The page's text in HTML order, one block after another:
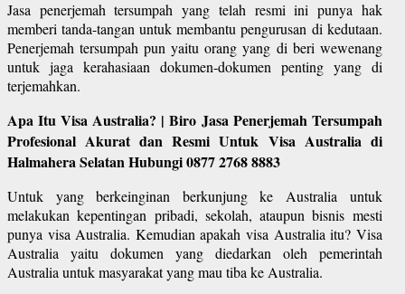
Jasa penerjemah tersumpah yang telah resmi ini punya hak
memberi tanda-tangan untuk membantu pengurusan di kedutaan.
Penerjemah tersumpah pun yaitu orang yang di beri wewenang
untuk jaga kerahasiaan dokumen-dokumen penting yang di
terjemahkan.
Apa Itu Visa Australia? | Biro Jasa Penerjemah Tersumpah
Profesional Akurat dan Resmi Untuk Visa Australia di
Halmahera Selatan Hubungi 0877 2768 8883
Untuk yang berkeinginan berkunjung ke Australia untuk
melakukan kepentingan pribadi, sekolah, ataupun bisnis mesti
punya visa Australia. Kemudian apakah visa Australia itu? Visa
Australia yaitu dokumen yang diedarkan oleh pemerintah
Australia untuk masyarakat yang mau tiba ke Australia.